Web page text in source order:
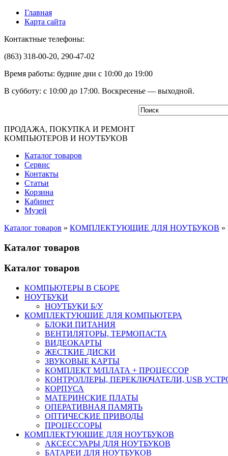
Главная
Карта сайта
Контактные телефоны:
(863) 318-00-20, 290-47-02
Время работы: будние дни с 10:00 до 19:00
В субботу: с 10:00 до 17:00. Воскресенье — выходной.
ПРОДАЖА, ПОКУПКА И РЕМОНТ
КОМПЬЮТЕРОВ И НОУТБУКОВ
Каталог товаров
Сервис
Контакты
Статьи
Корзина
Кабинет
Музей
Каталог товаров » КОМПЛЕКТУЮЩИЕ ДЛЯ НОУТБУКОВ
Каталог товаров
Каталог товаров
КОМПЬЮТЕРЫ В СБОРЕ
НОУТБУКИ
НОУТБУКИ Б/У
КОМПЛЕКТУЮЩИЕ ДЛЯ КОМПЬЮТЕРА
БЛОКИ ПИТАНИЯ
ВЕНТИЛЯТОРЫ, ТЕРМОПАСТА
ВИДЕОКАРТЫ
ЖЕСТКИЕ ДИСКИ
ЗВУКОВЫЕ КАРТЫ
КОМПЛЕКТ М/ПЛАТА + ПРОЦЕССОР
КОНТРОЛЛЕРЫ, ПЕРЕКЛЮЧАТЕЛИ, USB
КОРПУСА
МАТЕРИНСКИЕ ПЛАТЫ
ОПЕРАТИВНАЯ ПАМЯТЬ
ОПТИЧЕСКИЕ ПРИВОДЫ
ПРОЦЕССОРЫ
КОМПЛЕКТУЮЩИЕ ДЛЯ НОУТБУКОВ
АКСЕССУАРЫ ДЛЯ НОУТБУКОВ
БАТАРЕИ ДЛЯ НОУТБУКОВ